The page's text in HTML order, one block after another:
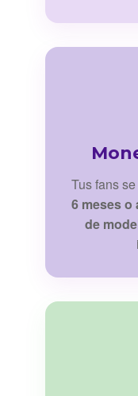
Tus fans
6 meses o
de